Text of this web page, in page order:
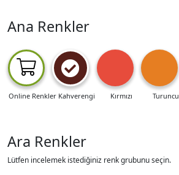
Ana Renkler
Online Renkler Kahverengi Kırmızı Turuncu
Ara Renkler
Lütfen incelemek istediğiniz renk grubunu seçin.